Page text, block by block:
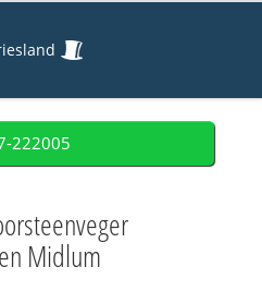
222005
Midlum